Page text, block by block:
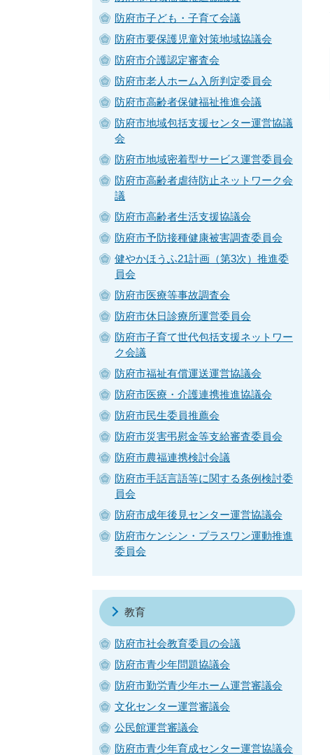
防府市子ども・子育て会議
防府市要保護児童対策地域協議会
防府市介護認定審査会
防府市老人ホーム入所判定委員会
防府市高齢者保健福祉推進会議
防府市地域包括支援センター運営協議
会
防府市地域密着型サービス運営委員会
防府市高齢者虐待防止ネットワーク会
議
防府市高齢者生活支援協議会
防府市予防接種健康被害調査委員会
健やかほうふ21計画（第3次）推進委
員会
防府市医療等事故調査会
防府市休日診療所運営委員会
防府市子育て世代包括支援ネットワー
ク会議
防府市福祉有償運送運営協議会
防府市医療・介護連携推進協議会
防府市民生委員推薦会
防府市災害弔慰金等支給審査委員会
防府市農福連携検討会議
防府市手話言語等に関する条例検討委
員会
防府市成年後見センター運営協議会
防府市ケンシン・プラスワン運動推進
委員会
教育
防府市社会教育委員の会議
防府市青少年問題協議会
防府市勤労青少年ホーム運営審議会
文化センター運営審議会
公民館運営審議会
防府市青少年育成センター運営協議会